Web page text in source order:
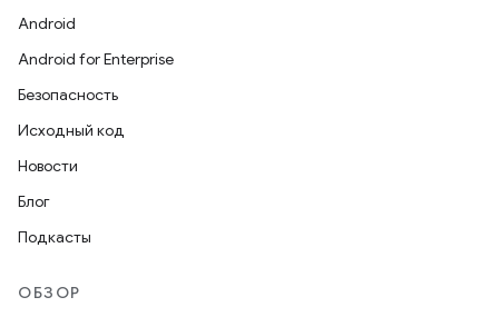
Android
Android for Enterprise
Безопасность
Исходный код
Новости
Блог
Подкасты
ОБЗОР